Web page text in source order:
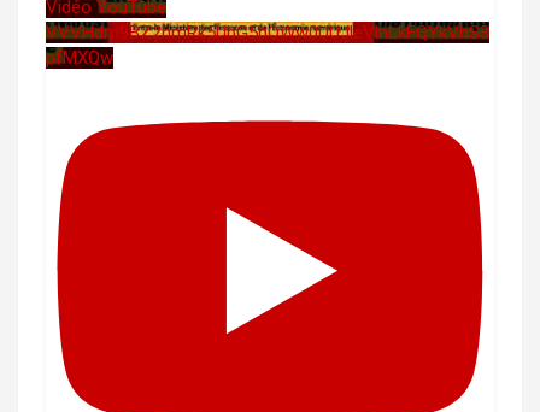
Vidéo YouTube
VVVHdm9BZ2hmRk5UbG5hOWw0UUJleVlnLkFQYkVhS3
pfMXQw